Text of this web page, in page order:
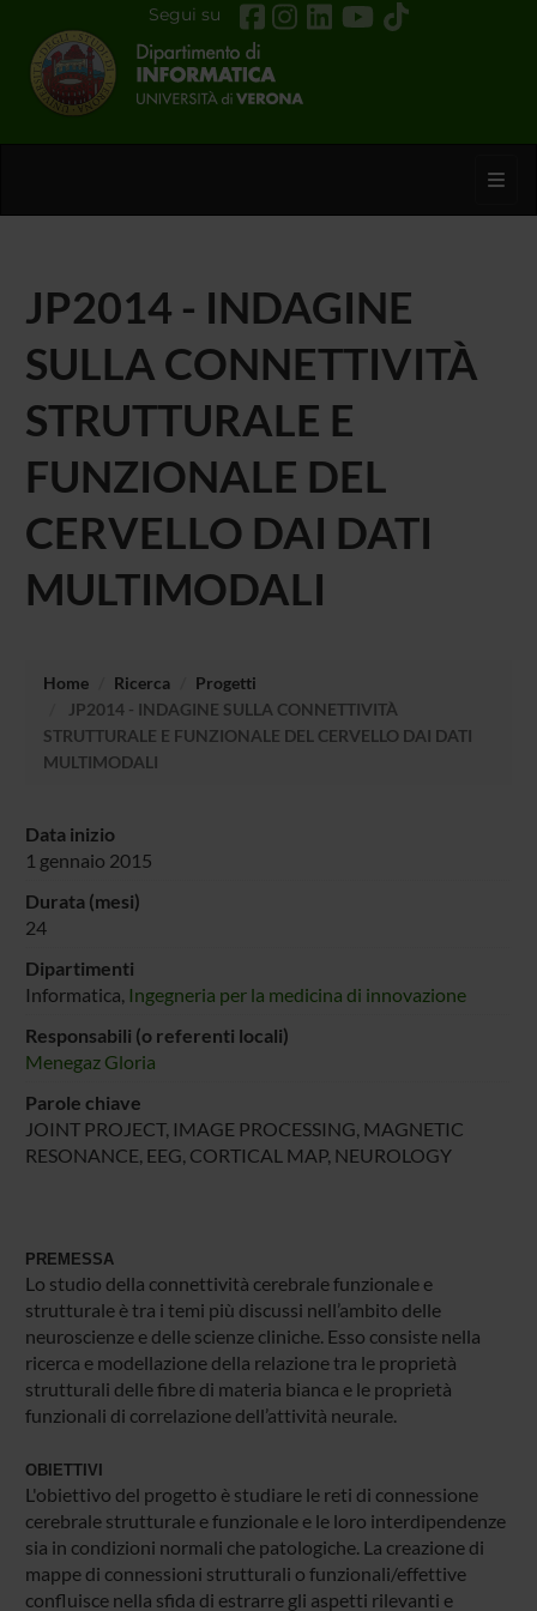
Segui su
JP2014 - INDAGINE
SULLA CONNETTIVITÀ
STRUTTURALE E
FUNZIONALE DEL
CERVELLO DAI DATI
MULTIMODALI
Home Ricerca
Progetti
JP2014 - INDAGINE SULLA CONNETTIVITÀ
STRUTTURALE E FUNZIONALE DEL CERVELLO DAI DATI
MULTIMODALI
Data inizio
1 gennaio 2015
Durata (mesi)
24
Dipartimenti
Informatica, Ingegneria per la medicina di innovazione
Responsabili (o referenti locali)
Menegaz Gloria
Parole chiave
JOINT PROJECT, IMAGE PROCESSING, MAGNETIC
RESONANCE, EEG, CORTICAL MAP, NEUROLOGY
PREMESSA
Lo studio della connettività cerebrale funzionale e
strutturale è tra i temi più discussi nell’ambito delle
neuroscienze e delle scienze cliniche. Esso consiste nella
ricerca e modellazione della relazione tra le proprietà
strutturali delle fibre di materia bianca e le proprietà
funzionali di correlazione dell’attività neurale.
OBIETTIVI
L'obiettivo del progetto è studiare le reti di connessione
cerebrale strutturale e funzionale e le loro interdipendenze
sia in condizioni normali che patologiche. La creazione di
mappe di connessioni strutturali o funzionali/effettive
confluisce nella sfida di estrarre gli aspetti rilevanti e